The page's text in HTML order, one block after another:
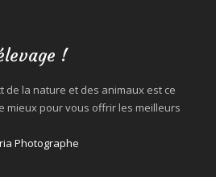
!
de la nature et des animaux est ce
mieux pour vous offrir les meilleurs
Photographe